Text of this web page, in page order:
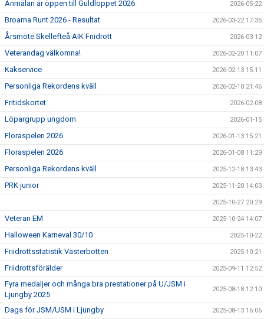
Anmälan är öppen till Guldloppet 2026 2026-05-22
Broarna Runt 2026 - Resultat 2026-03-22 17:35
Årsmöte Skellefteå AIK Friidrott 2026-03-12
Veterandag välkomna! 2026-02-20 11:07
Kakservice 2026-02-13 15:11
Personliga Rekordens kväll 2026-02-10 21:46
Fritidskortet 2026-02-08
Löpargrupp ungdom 2026-01-15
Floraspelen 2026 2026-01-13 15:21
Floraspelen 2026 2026-01-08 11:29
Personliga Rekordens kväll 2025-12-18 13:43
PRK junior 2025-11-20 14:03
2025-10-27 20:29
Veteran EM 2025-10-24 14:07
Halloween Karneval 30/10 2025-10-22
Friidrottsstatistik Västerbotten 2025-10-21
Friidrottsförälder 2025-09-11 12:52
Fyra medaljer och många bra prestationer på U/JSM i
Ljungby 2025
2025-08-18 12:10
Dags för JSM/USM i Ljungby 2025-08-13 16:06